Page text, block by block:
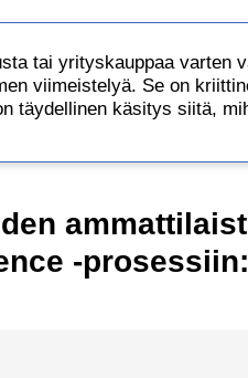
tai yrityskauppaa
viimeistelyä. Se on
täydellinen käsitys siitä,
-prosessiin: